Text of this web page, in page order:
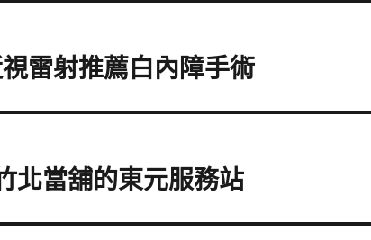
雷射推薦白內障手術
北當舖的東元服務站